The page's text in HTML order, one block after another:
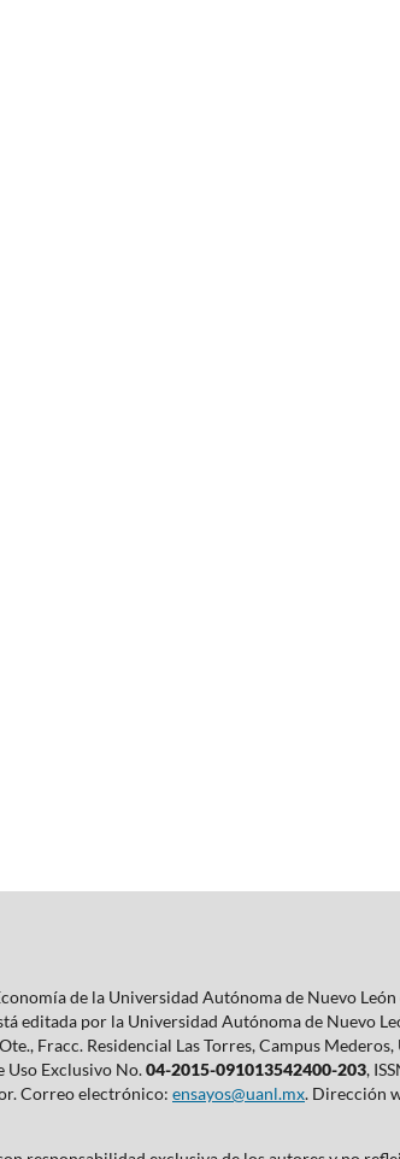
de la Universidad Autónoma de Nuevo
editada por la Universidad Autónoma de Nuevo
Fracc. Residencial Las Torres, Campus
Uso Exclusivo No.04-2015-091013542400-203,
Correo electrónico: ensayos@uanl.mx. Dirección